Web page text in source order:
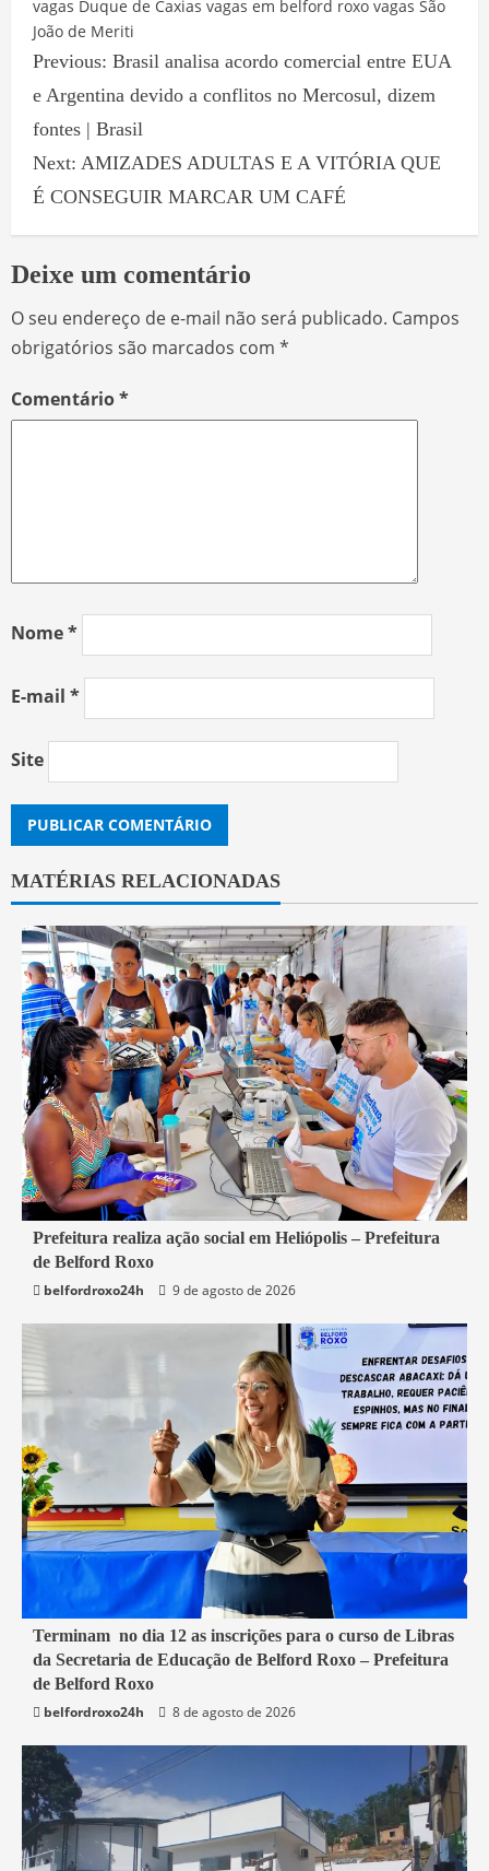
vagas Duque de Caxias vagas em belford roxo vagas São
João de Meriti
Previous: Brasil analisa acordo comercial entre EUA
e Argentina devido a conflitos no Mercosul, dizem
fontes | Brasil
Next: AMIZADES ADULTAS E A VITÓRIA QUE
É CONSEGUIR MARCAR UM CAFÉ
Deixe um comentário
O seu endereço de e-mail não será publicado. Campos
obrigatórios são marcados com *
Comentário*
Nome*
E-mail *
Site
MATÉRIAS RELACIONADAS
2 min read
Belford Roxo
Prefeitura realiza ação social em Heliópolis – Prefeitura
de Belford Roxo
belfordroxo24h
9 de agosto de 2026
1 min read
Belford Roxo
Terminam no dia 12 as inscrições para o curso de Libras
da Secretaria de Educação de Belford Roxo – Prefeitura
de Belford Roxo
belfordroxo24h
8 de agosto de 2026